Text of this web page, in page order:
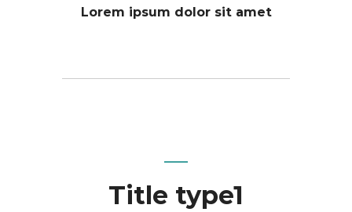
Lorem ipsum dolor sit amet
Title type1